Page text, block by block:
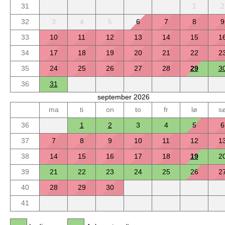
31
1
2
32
3 4 5 6 7 8
9
33
10 11 12 13 14 15
34
17 18 19 20 21 22
35
24 25 26 27 28 29
36
31
september 2026
ma
ti on to fr lø
36
1 2 3 4 5
6
37
7 8 9 10 11 12
38
14 15 16 17 18 19
39
21 22 23 24 25 26
40
28 29
30
41